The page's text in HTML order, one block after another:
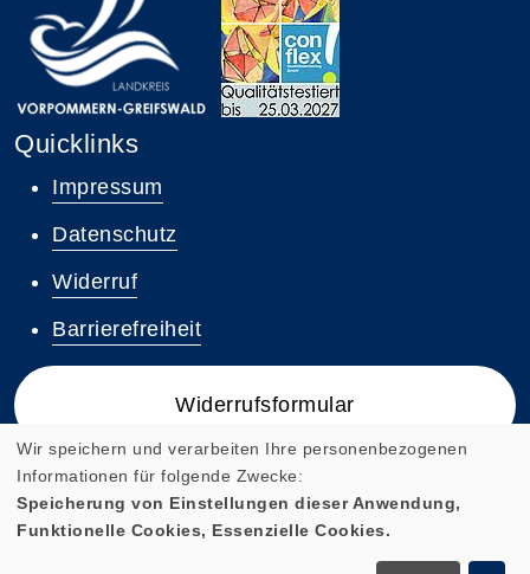
Quicklinks
Impressum
Datenschutz
Widerruf
Barrierefreiheit
Widerrufsformular
Cookie Einstellungen
Wir speichern und verarbeiten Ihre personenbezogenen
Informationen für folgende Zwecke:
Speicherung von Einstellungen dieser Anwendung,
Funktionelle Cookies, Essenzielle Cookies.